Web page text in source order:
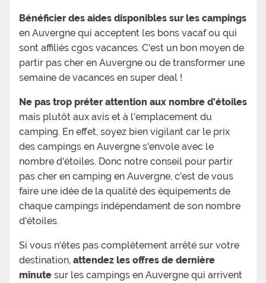
Bénéficier des aides disponibles sur les campings
en Auvergne qui acceptent les bons vacaf ou qui
sont affiliés cgos vacances. C'est un bon moyen de
partir pas cher en Auvergne ou de transformer une
semaine de vacances en super deal !
Ne pas trop préter attention aux nombre d'étoiles
mais plutôt aux avis et à l'emplacement du
camping. En effet, soyez bien vigilant car le prix
des campings en Auvergne s'envole avec le
nombre d'étoiles. Donc notre conseil pour partir
pas cher en camping en Auvergne, c'est de vous
faire une idée de la qualité des équipements de
chaque campings indépendament de son nombre
d'étoiles.
Si vous n'êtes pas complètement arrêté sur votre
destination, attendez les offres de dernière
minute sur les campings en Auvergne qui arrivent